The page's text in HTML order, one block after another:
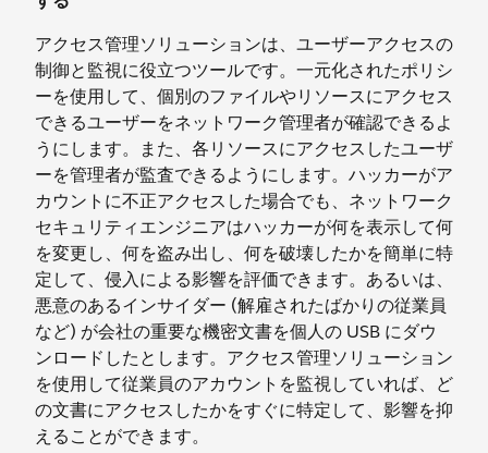
アクセス管理ソリューションは、ユーザーアクセスの
制御と監視に役立つツールです。一元化されたポリシ
ーを使用して、個別のファイルやリソースにアクセス
できるユーザーをネットワーク管理者が確認できるよ
うにします。また、各リソースにアクセスしたユーザ
ーを管理者が監査できるようにします。ハッカーがア
カウントに不正アクセスした場合でも、ネットワーク
セキュリティエンジニアはハッカーが何を表示して何
を変更し、何を盗み出し、何を破壊したかを簡単に特
定して、侵入による影響を評価できます。あるいは、
悪意のあるインサイダー (解雇されたばかりの従業員
など) が会社の重要な機密文書を個人の USB にダウ
ンロードしたとします。アクセス管理ソリューション
を使用して従業員のアカウントを監視していれば、ど
の文書にアクセスしたかをすぐに特定して、影響を抑
えることができます。